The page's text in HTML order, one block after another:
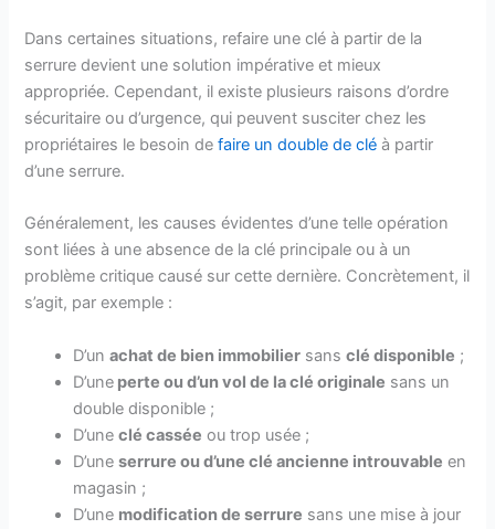
Dans certaines situations, refaire une clé à partir de la
serrure devient une solution impérative et mieux
appropriée. Cependant, il existe plusieurs raisons d’ordre
sécuritaire ou d’urgence, qui peuvent susciter chez les
propriétaires le besoin de faire un double de clé à partir
d’une serrure.
Généralement, les causes évidentes d’une telle opération
sont liées à une absence de la clé principale ou à un
problème critique causé sur cette dernière. Concrètement, il
s’agit, par exemple :
D’unachat de bien immobilier sansclé disponible ;
D’une perte ou d’un vol de la clé originale sans un
double disponible ;
D’uneclé cassée ou trop usée ;
D’uneserrure ou d’une clé ancienne introuvable en
magasin ;
D’une modification de serrure sans une mise à jour